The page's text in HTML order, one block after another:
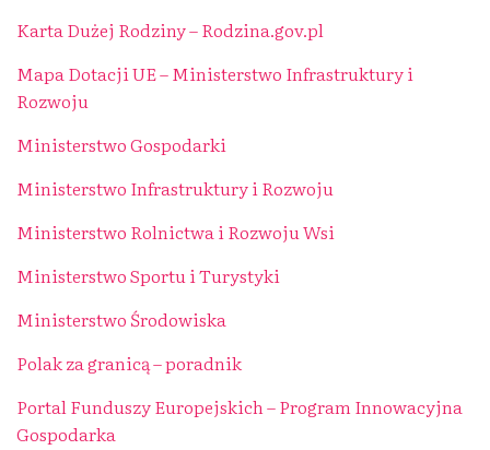
Karta Dużej Rodziny – Rodzina.gov.pl
Mapa Dotacji UE – Ministerstwo Infrastruktury i
Rozwoju
Ministerstwo Gospodarki
Ministerstwo Infrastruktury i Rozwoju
Ministerstwo Rolnictwa i Rozwoju Wsi
Ministerstwo Sportu i Turystyki
Ministerstwo Środowiska
Polak za granicą – poradnik
Portal Funduszy Europejskich – Program Innowacyjna
Gospodarka